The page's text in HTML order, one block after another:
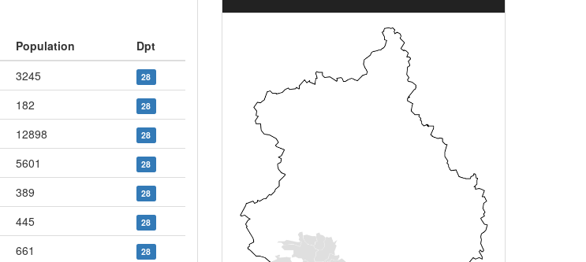
Population
Dpt
3245 28
182 28
12898 28
5601 28
389 28
445 28
661 28